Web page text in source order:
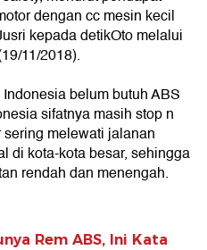
dengan cc mesin kecil
kepada detikOto melalui
11/2018).
belum butuh ABS
sifatnya masih stop n
melewati jalanan
di kota-kota besar, sehingga
rendah dan menengah.
Rem ABS, Ini Kata